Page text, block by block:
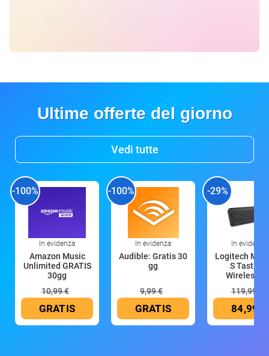
Ultime offerte del giorno
Vedi tutte
-100%
In evidenza
Amazon Music
Unlimited GRATIS
30gg
10,99 €
GRATIS
-100%
In evidenza
Audible: Gratis 30
gg
9,99 €
GRATIS
-29%
In evidenza
Logitech MX
S Tastiera
Wireless
119,99 €
84,99 €